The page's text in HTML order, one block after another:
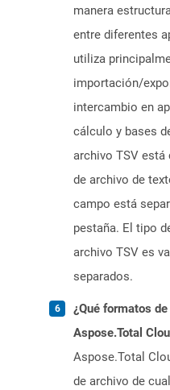
manera
entre diferentes
utiliza
importación/
intercambio en
cálculo y bases
archivo TSV
de archivo de
campo está
pestaña. El tipo
archivo TSV es
separados.
¿Qué formatos
Aspose.Total
Aspose.Total
de archivo de